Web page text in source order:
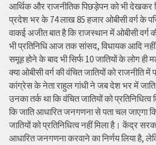
आर्थिक और राजनीतिक पिछड़ेपन को भी देखकर
प्रदेश भर के 74 लाख 85 हजार ओबीसी वर्ग के
वाकई अजीत बात है कि राजस्थान में ओबीसी वर्ग
भी प्रतिनिधि आज तक सांसद, विधायक आदि
समूह होने के बाद भी सिर्फ 10 जातियों के लोग
क्या ओबीसी वर्ग की वंचित जातियों को राजनीति में
कांग्रेस के नेता राहुल गांधी ने जब देश भर में
उनका तर्क था कि वंचित जातियों को प्रतिनिधित्व
कि जाति आधारित जनगणना से पता चल जाएगा
जातियों को प्रतिनिधित्व नहीं मिला है। केंद्र
आधारित जनगणना करवाने का निर्णय लिया है,